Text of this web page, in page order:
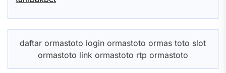
daftar ormastoto login ormastoto ormas toto slot
ormastoto link ormastoto rtp ormastoto